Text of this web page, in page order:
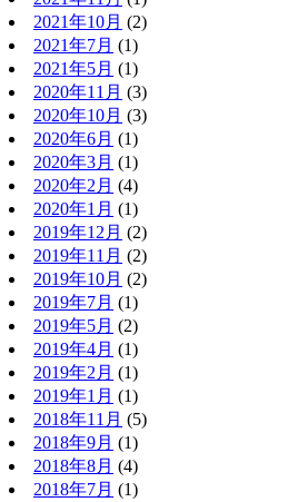
2021年10月 (2)
2021年7月 (1)
2021年5月 (1)
2020年11月 (3)
2020年10月 (3)
2020年6月 (1)
2020年3月 (1)
2020年2月 (4)
2020年1月 (1)
2019年12月 (2)
2019年11月 (2)
2019年10月 (2)
2019年7月 (1)
2019年5月 (2)
2019年4月 (1)
2019年2月 (1)
2019年1月 (1)
2018年11月 (5)
2018年9月 (1)
2018年8月 (4)
2018年7月 (1)